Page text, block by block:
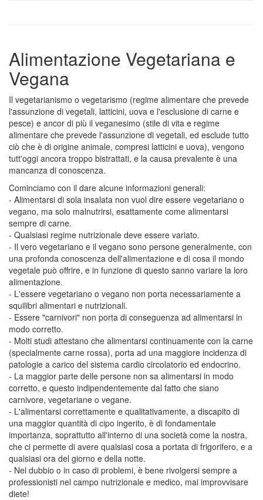
Alimentazione Vegetariana e
Vegana
Il vegetarianismo o vegetarismo (regime alimentare che prevede
l'assunzione di vegetali, latticini, uova e l'esclusione di carne e
pesce) e ancor di più il veganesimo (stile di vita e regime
alimentare che prevede l'assunzione di vegetali, ed esclude tutto
ciò che è di origine animale, compresi latticini e uova), vengono
tutt'oggi ancora troppo bistrattati, e la causa prevalente è una
mancanza di conoscenza.
Cominciamo con il dare alcune informazioni generali:
- Alimentarsi di sola insalata non vuol dire essere vegetariano o
vegano, ma solo malnutrirsi, esattamente come alimentarsi
sempre di carne.
- Qualsiasi regime nutrizionale deve essere variato.
- Il vero vegetariano e il vegano sono persone generalmente, con
una profonda conoscenza dell'alimentazione e di cosa il mondo
vegetale può offrire, e in funzione di questo sanno variare la loro
alimentazione.
- L'essere vegetariano o vegano non porta necessariamente a
squilibri alimentari e nutrizionali.
- Essere "carnivori" non porta di conseguenza ad alimentarsi in
modo corretto.
- Molti studi attestano che alimentarsi continuamente con la carne
(specialmente carne rossa), porta ad una maggiore incidenza di
patologie a carico del sistema cardio circolatorio ed endocrino.
- La maggior parte delle persone non sa alimentarsi in modo
corretto, e questo indipendentemente dal fatto che siano
carnivore, vegetariane o vegane.
- L'alimentarsi correttamente e qualitativamente, a discapito di
una maggior quantità di cipo ingerito, è di fondamentale
importanza, soprattutto all'interno di una società come la nostra,
che ci permette di avere qualsiasi cosa a portata di frigorifero, e a
qualsiasi ora del giorno e della notte.
- Nel dubbio o in caso di problemi, è bene rivolgersi sempre a
professionisti nel campo nutrizionale e medico, mai improvvisare
diete!